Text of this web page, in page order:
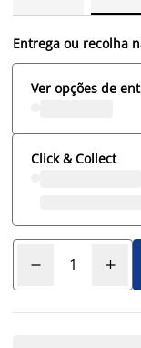
Entrega ou recolha
Ver opções de
Click & Collect